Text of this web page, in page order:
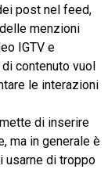
post nel feed,
menzioni
IGTV e
contenuto vuol
le interazioni
di inserire
ma in generale è
usarne di troppo